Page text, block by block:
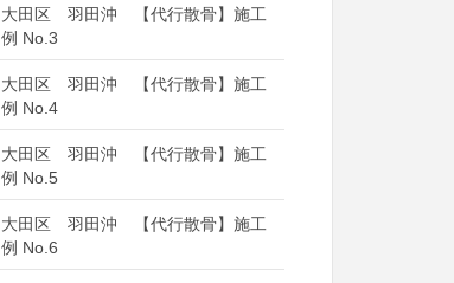
大田区 羽田沖 【代行散骨】施工
例 No.3
大田区 羽田沖 【代行散骨】施工
例 No.4
大田区 羽田沖 【代行散骨】施工
例 No.5
大田区 羽田沖 【代行散骨】施工
例 No.6